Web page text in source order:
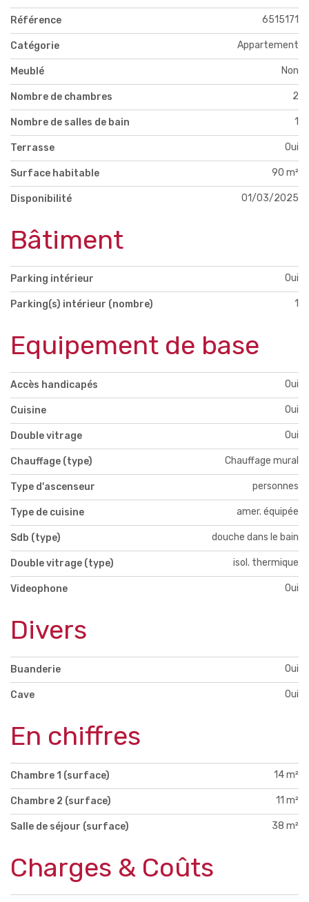
Référence 6515171
Catégorie Appartement
Meublé Non
Nombre de chambres 2
Nombre de salles de bain 1
Terrasse Oui
Surface habitable 90 m²
Disponibilité 01/03/2025
Bâtiment
Parking intérieur Oui
Parking(s) intérieur (nombre) 1
Equipement de base
Accès handicapés Oui
Cuisine Oui
Double vitrage Oui
Chauffage (type) Chauffage mural
Type d'ascenseur personnes
Type de cuisine amer. équipée
Sdb (type) douche dans le bain
Double vitrage (type) isol. thermique
Videophone Oui
Divers
Buanderie Oui
Cave Oui
En chiffres
Chambre 1 (surface) 14 m²
Chambre 2 (surface) 11 m²
Salle de séjour (surface) 38 m²
Charges & Coûts